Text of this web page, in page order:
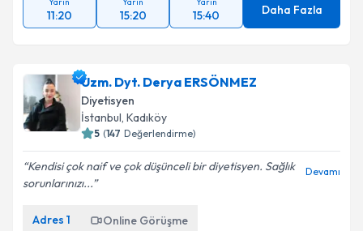
11:20 15:20 15:40 Daha Fazla
Uzm. Dyt. Derya ERSÖNMEZ
Diyetisyen
İstanbul, Kadıköy
5 (147 Değerlendirme)
Kendisi çok naif ve çok düşünceli bir diyetisyen. Sağlık
sorunlarınızı...
Devamı
Adres 1 Online Görüşme